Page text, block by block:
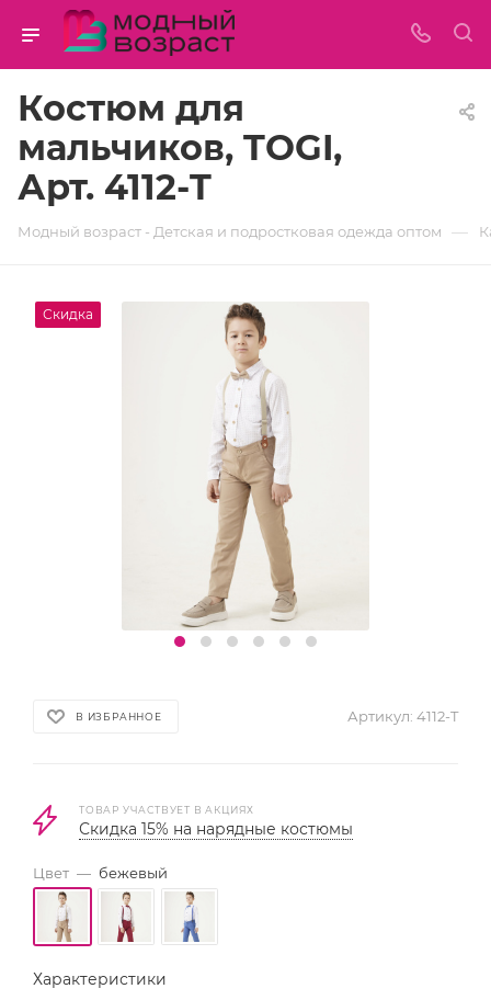
Костюм для
мальчиков, TOGI,
Арт. 4112-T
Модный возраст - Детская и подростковая одежда оптом —
Скидка
В ИЗБРАННОЕ Артикул: 4112-T
ТОВАР УЧАСТВУЕТ В АКЦИЯХ
Скидка 15% на нарядные костюмы
Цвет — бежевый
Характеристики